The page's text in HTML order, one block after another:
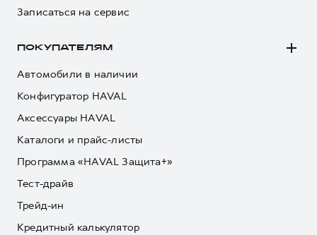
Записаться на сервис
ПОКУПАТЕЛЯМ
Автомобили в наличии
Конфигуратор HAVAL
Аксессуары HAVAL
Каталоги и прайс-листы
Программа «HAVAL Защита+»
Тест-драйв
Трейд-ин
Кредитный калькулятор